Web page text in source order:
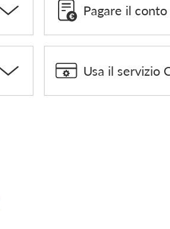
Pagare il conto
Usa il servizio